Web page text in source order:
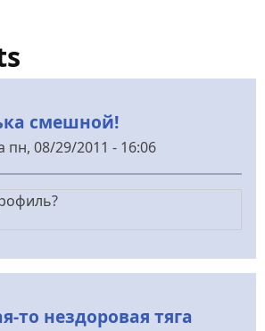
смешной!
пн, 08/29/2011 - 16:06
то нездоровая тяга